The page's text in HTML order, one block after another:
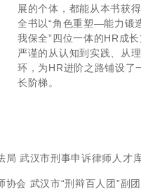
展的个体，都能从本书获得
全书以“角色重塑—能力
我保全”四位一体的HR成
严谨的从认知到实践、从
环，为HR进阶之路铺设了
长阶梯。
局 武汉市刑事申诉律师人才
协会 武汉市“刑辩百人团”副